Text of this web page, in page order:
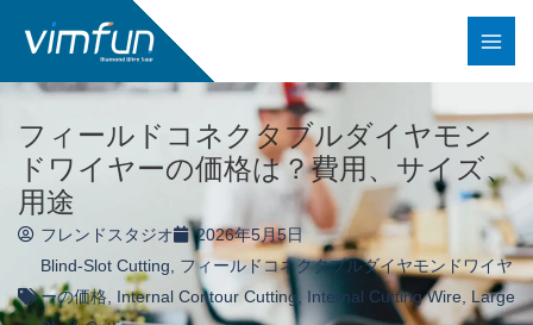
テ
プ
フィールドコネクタブルダイヤモン
ドワイヤーの価格は？費用、サイズ、
用途
フレンドスタジオ
2026年5月5日
Blind-Slot Cutting
フィールドコネクタブルダイヤモンドワイヤ
ーの価格 Internal Contour Cutting Internal Cutting Wire
Large